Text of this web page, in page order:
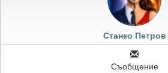
Картичките на Станко Петров
Блокирай Станко ПетровСтанко Петров
Съобщение